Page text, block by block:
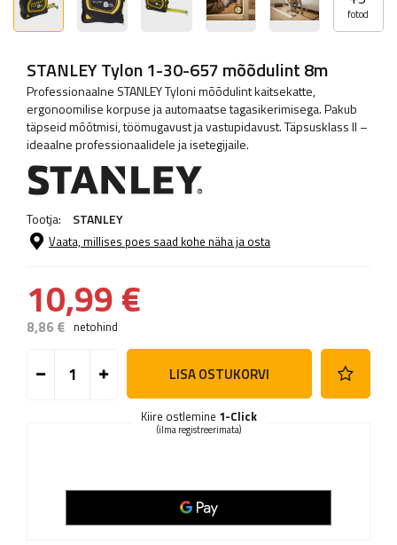
fotod
STANLEY Tylon 1-30-657 mõõdulint 8m
Professionaalne STANLEY Tyloni mõõdulint kaitsekatte,
ergonoomilise korpuse ja automaatse tagasikerimisega. Pakub
täpseid mõõtmisi, töömugavust ja vastupidavust. Täpsusklass II –
ideaalne professionaalidele ja isetegijaile.
Tootja: STANLEY
Vaata, millises poes saad kohe näha ja osta
10,99 €
8,86 € netohind
LISA OSTUKORVI
Kiire ostlemine 1-Click
(ilma registreerimata)